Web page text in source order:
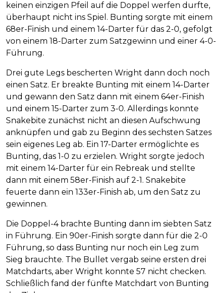
keinen einzigen Pfeil auf die Doppel werfen durfte,
überhaupt nicht ins Spiel. Bunting sorgte mit einem
68er-Finish und einem 14-Darter für das 2-0, gefolgt
von einem 18-Darter zum Satzgewinn und einer 4-0-
Führung.
Drei gute Legs bescherten Wright dann doch noch
einen Satz. Er breakte Bunting mit einem 14-Darter
und gewann den Satz dann mit einem 64er-Finish
und einem 15-Darter zum 3-0. Allerdings konnte
Snakebite zunächst nicht an diesen Aufschwung
anknüpfen und gab zu Beginn des sechsten Satzes
sein eigenes Leg ab. Ein 17-Darter ermöglichte es
Bunting, das 1-0 zu erzielen. Wright sorgte jedoch
mit einem 14-Darter für ein Rebreak und stellte
dann mit einem 58er-Finish auf 2-1. Snakebite
feuerte dann ein 133er-Finish ab, um den Satz zu
gewinnen.
Die Doppel-4 brachte Bunting dann im siebten Satz
in Führung. Ein 90er-Finish sorgte dann für die 2-0
Führung, so dass Bunting nur noch ein Leg zum
Sieg brauchte. The Bullet vergab seine ersten drei
Matchdarts, aber Wright konnte 57 nicht checken.
Schließlich fand der fünfte Matchdart von Bunting